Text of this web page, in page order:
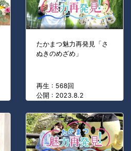
たかまつ魅力再発見「さ
ぬきのめざめ」
再生 : 568回
公開 : 2023.8.2